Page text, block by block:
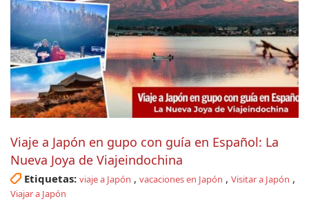
Viaje a Japón en gupo con guía en Español: La
Nueva Joya de Viajeindochina
Etiquetas: viaje a Japón , vacaciones en Japón , Visitar a Japón ,
Viajar a Japón